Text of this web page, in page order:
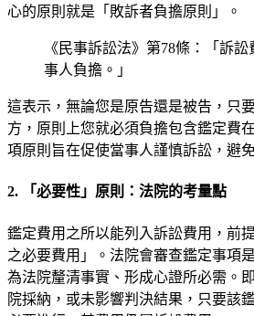
心的原則就是「敗訴者負擔原則」。
《民事訴訟法》第78條：「訴
事人負擔。」
這表示，無論您是原告還是被告，只
方，原則上您就必須負擔包含鑑定費
項原則旨在促使當事人謹慎訴訟，避
2. 「必要性」原則：法院的考量點
鑑定費用之所以能列入訴訟費用，前
之必要費用」。法院會審查鑑定事項
為法院釐清事實、形成心證所必需。
院採納，或未影響判決結果，只要該